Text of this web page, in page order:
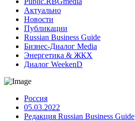
Актуально
Новости
Публикации
Russian Business Guide
Бизнес-Диалог Media
Энергетика & ЖКХ
Диалог WeekenD
Россия
05.03.2022
Редакция Russian Business Guide